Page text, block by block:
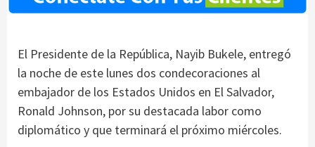
El Presidente de la República, Nayib Bukele, entregó
la noche de este lunes dos condecoraciones al
embajador de los Estados Unidos en El Salvador,
Ronald Johnson, por su destacada labor como
diplomático y que terminará el próximo miércoles.